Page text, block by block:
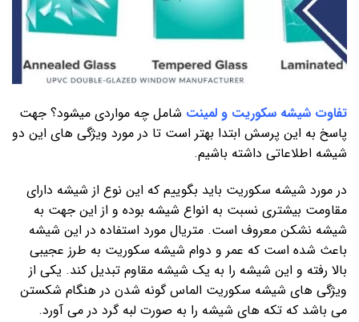
تفاوت شیشه سکوریت و لمینت شامل چه مواردی میشود؟ جهت
پاسخ به این پرسش ابتدا بهتر است تا در مورد ویژگی های این دو
شیشه اطلاعاتی داشته باشیم.
در مورد شیشه سکوریت باید بگوییم که این نوع از شیشه دارای
مقاومت بیشتری نسبت به انواع شیشه بوده و از این جهت به
شیشه نشکن معروف است. متریال مورد استفاده در این شیشه
باعث شده است که عمر و دوام شیشه سکوریت به طرز عجیبی
بالا رفته و این شیشه را به یک شیشه مقاوم تبدیل کند. یکی از
ویژگی های شیشه سکوریت الماس گونه شدن در هنگام شکستن
می باشد که تکه های شیشه را به صورت لبه گرد در می آورد.